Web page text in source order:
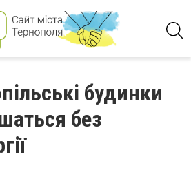
будинки
без